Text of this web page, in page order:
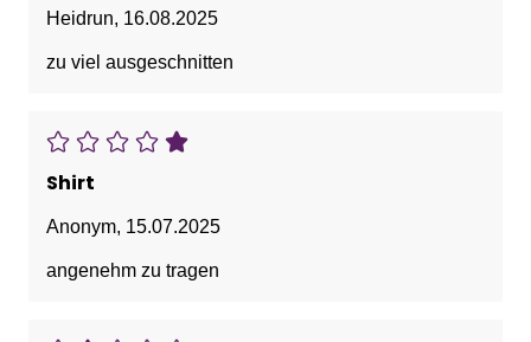
Heidrun, 16.08.2025
zu viel ausgeschnitten
Shirt
Anonym, 15.07.2025
angenehm zu tragen